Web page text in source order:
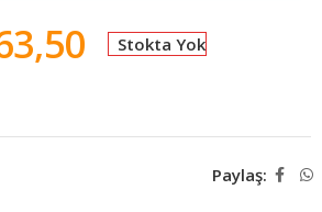
Stokta Yok
Paylaş: